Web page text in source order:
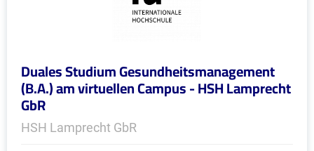
Duales Studium Gesundheitsmanagement
(B.A.) am virtuellen Campus - HSH Lamprecht
GbR
HSH Lamprecht GbR